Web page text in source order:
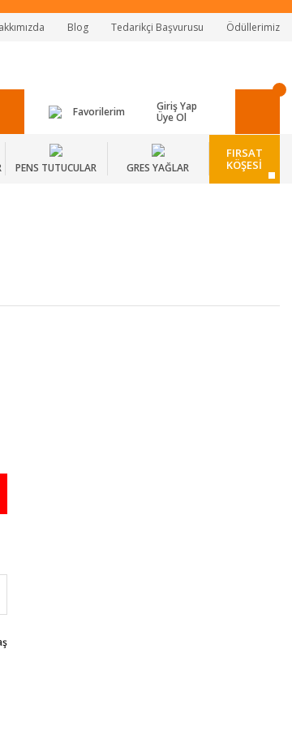
Blog Tedarikçi Başvurusu Ödüllerimiz
Favorilerim
Giriş Yap
Üye Ol
PENS TUTUCULAR GRES YAĞLAR
FIRSAT
KÖŞESİ